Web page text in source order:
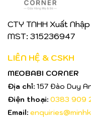
CTY TNHH Xuất
MST: 315236947
LIÊN HỆ & CSKH
MEOBABI CORNER
Địa chỉ: 157 Đào Duy
Điện thoại: 0383 909
Email: